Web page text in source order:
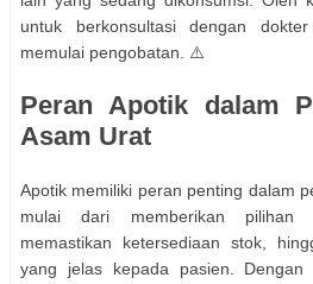
untuk berkonsultasi dengan
memulai pengobatan. ⚠️
Peran Apotik dalam
Asam Urat
Apotik memiliki peran penting dalam
mulai dari memberikan pilihan
memastikan ketersediaan stok,
yang jelas kepada pasien. Dengan